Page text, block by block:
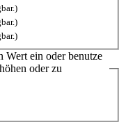
Wert ein oder benutze
oder zu